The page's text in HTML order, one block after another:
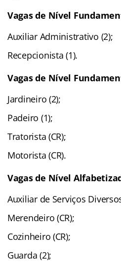
Vagas de Nível
Auxiliar Administrativo (2);
Recepcionista (1).
Vagas de Nível
Jardineiro (2);
Padeiro (1);
Tratorista (CR);
Motorista (CR).
Vagas de Nível
Auxiliar de Serviços
Merendeiro (CR);
Cozinheiro (CR);
Guarda (2);